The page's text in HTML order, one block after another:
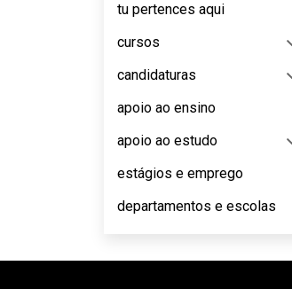
tu pertences aqui
cursos
candidaturas
apoio ao ensino
apoio ao estudo
estágios e emprego
departamentos e escolas